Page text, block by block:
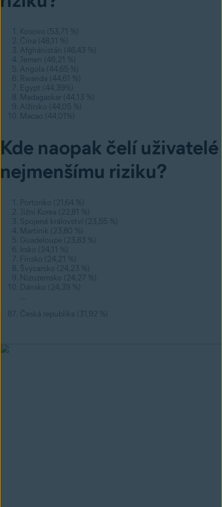
Kosovo (53,71 %)
Čína (48,11 %)
Afghánistán (46,43 %)
Jemen (46,21 %)
Angola (44,65 %)
Rwanda (44,61 %)
Egypt (44,39%)
Madagaskar (44,13 %)
Alžírsko (44,05 %)
Macao (44,01%)
Kde naopak čelí uživatelé
nejmenšímu riziku?
Portoriko (21,64 %)
Jižní Korea (22,81 %)
Spojené království (23,55 %)
Martinik (23,80 %)
Guadeloupe (23,83 %)
Irsko (24,11 %)
Finsko (24,21 %)
Švýcarsko (24,23 %)
Nizozemsko (24,27 %)
Dánsko (24,39 %)
Česká republika (31,92 %)